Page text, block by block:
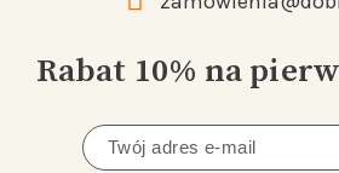
Rabat 10% na